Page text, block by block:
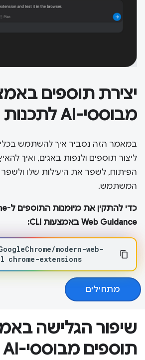
יצירת תוספים
מבוססי-AI לתכנות
ליצור תוספים ולנפות באגים, ואיך
הפיתוח, לשפר את היעילות שלו ולשפר
המשתמש.
Web Guidance באמצעות CLI:
modern-web-
chrome-extensions
מתחילים
שיפור הגלישה
תוספים מבוססי-AI